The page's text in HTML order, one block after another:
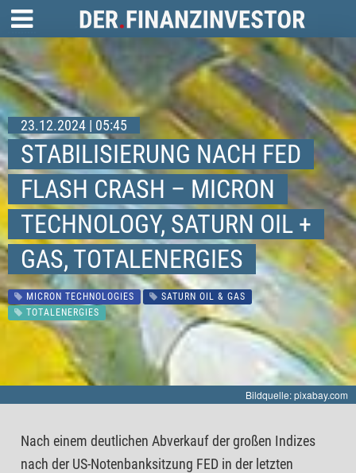
23.12.2024 | 05:45
STABILISIERUNG NACH FED
FLASH CRASH – MICRON
TECHNOLOGY, SATURN OIL +
GAS, TOTALENERGIES
MICRON TECHNOLOGIES
SATURN OIL & GAS
TOTALENERGIES
Bildquelle: pixabay.com
Nach einem deutlichen Abverkauf der großen Indizes
nach der US-Notenbanksitzung FED in der letzten